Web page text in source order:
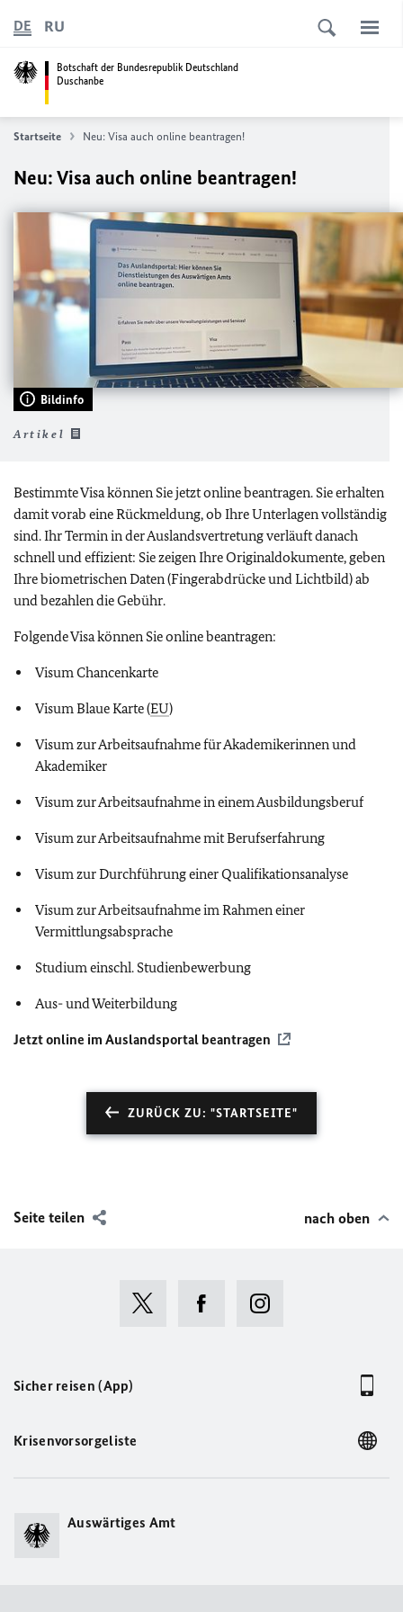
Botschaft der Bundesrepublik Deutschland
Duschanbe
DE RU
Startseite Neu: Visa auch online beantragen!
Neu: Visa auch online beantragen!
Bildinfo
Artikel
Bestimmte Visa können Sie jetzt online beantragen. Sie erhalten
damit vorab eine Rückmeldung, ob Ihre Unterlagen vollständig
sind. Ihr Termin in der Auslandsvertretung verläuft danach
schnell und effizient: Sie zeigen Ihre Originaldokumente, geben
Ihre biometrischen Daten (Fingerabdrücke und Lichtbild) ab
und bezahlen die Gebühr.
Folgende Visa können Sie online beantragen:
Visum Chancenkarte
Visum Blaue Karte (EU)
Visum zur Arbeitsaufnahme für Akademikerinnen und
Akademiker
Visum zur Arbeitsaufnahme in einem Ausbildungsberuf
Visum zur Arbeitsaufnahme mit Berufserfahrung
Visum zur Durchführung einer Qualifikationsanalyse
Visum zur Arbeitsaufnahme im Rahmen einer
Vermittlungsabsprache
Studium einschl. Studienbewerbung
Aus- und Weiterbildung
Jetzt online im Auslandsportal beantragen
ZURÜCK ZU: "STARTSEITE"
Seite teilen nach oben
Sicher reisen (App)
Krisenvorsorgeliste
Auswärtiges Amt